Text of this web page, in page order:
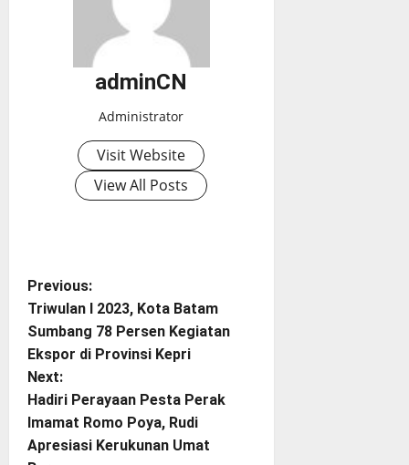
adminCN
Administrator
Visit Website
View All Posts
P
o
s
t
n
Previous:
Triwulan I 2023, Kota Batam
Sumbang 78 Persen Kegiatan
Ekspor di Provinsi Kepri
Next:
Hadiri Perayaan Pesta Perak
Imamat Romo Poya, Rudi
Apresiasi Kerukunan Umat